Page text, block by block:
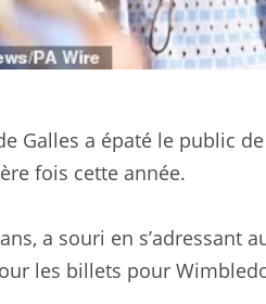
Galles a épaté le public
fois cette année.
a souri en
les billets pour